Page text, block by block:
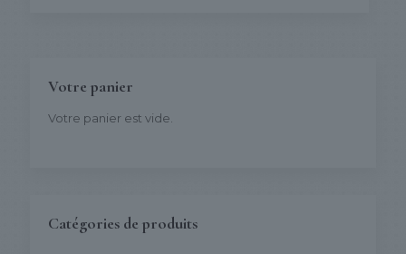
Votre panier
Votre panier est vide.
Catégories de produits